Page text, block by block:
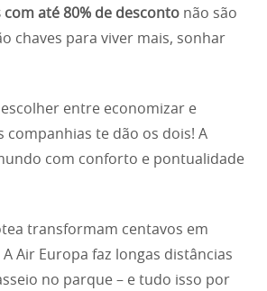
até 80% de desconto não são
chaves para viver mais, sonhar
entre economizar e
companhias te dão os dois! A
com conforto e pontualidade
transformam centavos em
Air Europa faz longas distâncias
no parque – e tudo isso por